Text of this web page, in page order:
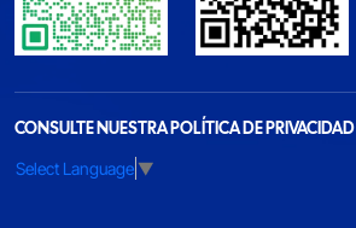
CONSULTE NUESTRA POLÍTICA DE PRIVACIDAD
Select Language▼